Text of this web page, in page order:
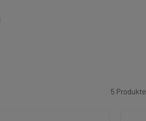
5 Produkte